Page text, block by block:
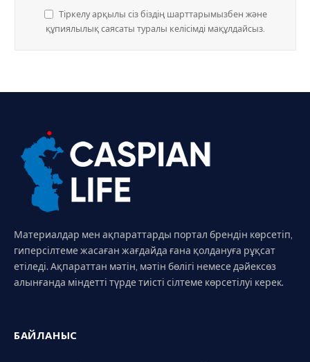
Тіркелу арқылы сіз біздің шарттарымызбен және
құпиялылық саясаты туралы келісімді мақұлдайсыз.
Материалдар мен ақпараттарды портал брендін көрсетіп,
гиперсілтеме жасаған жағдайда ғана қолдануға рұқсат
етіледі. Ақпараттан мәтін, мәтін бөлігі немесе дәйексөз
алынғанда міндетті түрде тиісті сілтеме көрсетілуі керек.
БАЙЛАНЫС